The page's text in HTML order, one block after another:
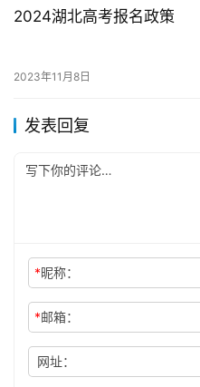
2024湖北高考报名政策
2023年11月8日
发表回复
*昵称：
*邮箱：
网址：